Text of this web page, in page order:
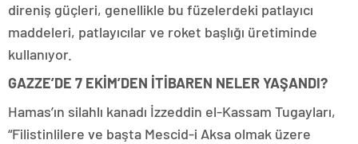
direniş güçleri, genellikle bu füzelerdeki patlayıcı
maddeleri, patlayıcılar ve roket başlığı üretiminde
kullanıyor.
GAZZE’DE 7 EKİM’DEN İTİBAREN NELER YAŞANDI?
Hamas’ın silahlı kanadı İzzeddin el-Kassam Tugayları,
“Filistinlilere ve başta Mescid-i Aksa olmak üzere